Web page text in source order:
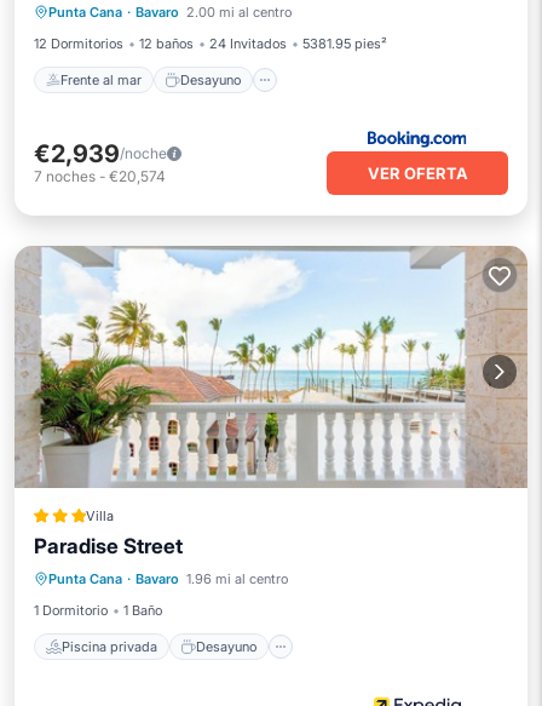
Punta Cana · Bavaro 2.00 mi al centro
12 Dormitorios
12 baños 24 Invitados 5381.95 pies²
Frente al mar Desayuno
Aparcamiento
Vista al mar
€2,939/noche
7 noches - €20,574 VER OFERTA
Villa
Paradise Street
Punta Cana · Bavaro 1.96 mi al centro
1 Dormitorio
1 Baño
Piscina privada Desayuno
Piscina privada
Aparcamiento
Piscina